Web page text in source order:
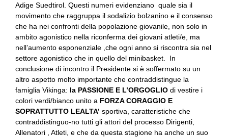
Adige Suedtirol. Questi numeri evidenziano quale sia il
movimento che raggruppa il sodalizio bolzanino e il consenso
che ha nei confronti della popolazione giovanile, non solo in
ambito agonistico nella riconferma dei giovani atleti/e, ma
nell’aumento esponenziale ,che ogni anno si riscontra sia nel
settore agonistico che in quello del minibasket. In
conclusione di incontro il Presidente si è soffermato su un
altro aspetto molto importante che contraddistingue la
famiglia Vikinga: la PASSIONE E L’ORGOGLIO di vestire i
colori verdi/bianco unito a FORZA CORAGGIO E
SOPRATTUTTO LEALTA’ sportiva, caratteristiche che
contraddistinguo-no tutti gli attori del processo Dirigenti,
Allenatori , Atleti, e che da questa stagione ha anche un suo